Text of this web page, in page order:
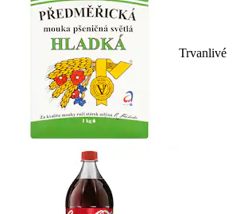
Trvanlivé